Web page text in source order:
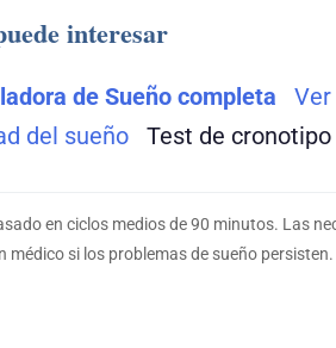
interesar
de Sueño completa
del sueño
Test de cronotipo
en ciclos medios de 90 minutos. Las
médico si los problemas de sueño persisten.